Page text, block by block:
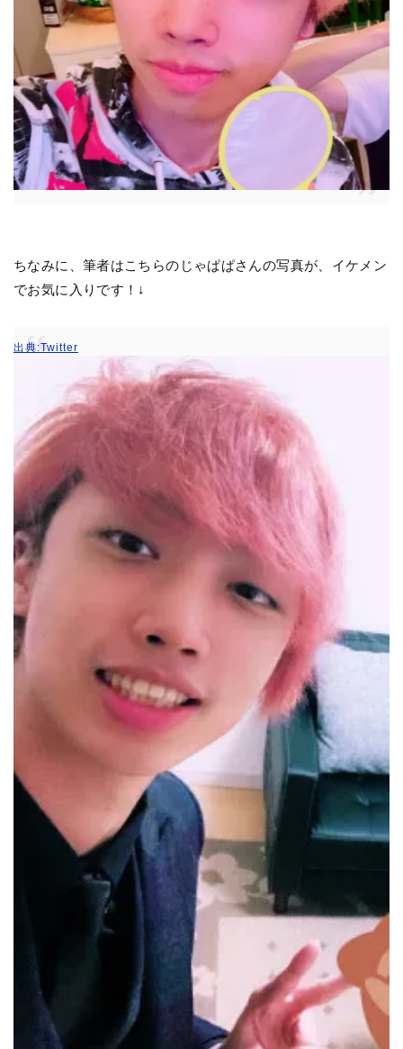
ちなみに、筆者はこちらのじゃぱぱさんの写真が、イケメン
でお気に入りです！↓
出典:Twitter